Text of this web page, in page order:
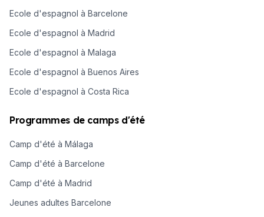
Ecole d'espagnol à Barcelone
Ecole d'espagnol à Madrid
Ecole d'espagnol à Malaga
Ecole d'espagnol à Buenos Aires
Ecole d'espagnol à Costa Rica
Programmes de camps d'été
Camp d'été à Málaga
Camp d'été à Barcelone
Camp d'été à Madrid
Jeunes adultes Barcelone